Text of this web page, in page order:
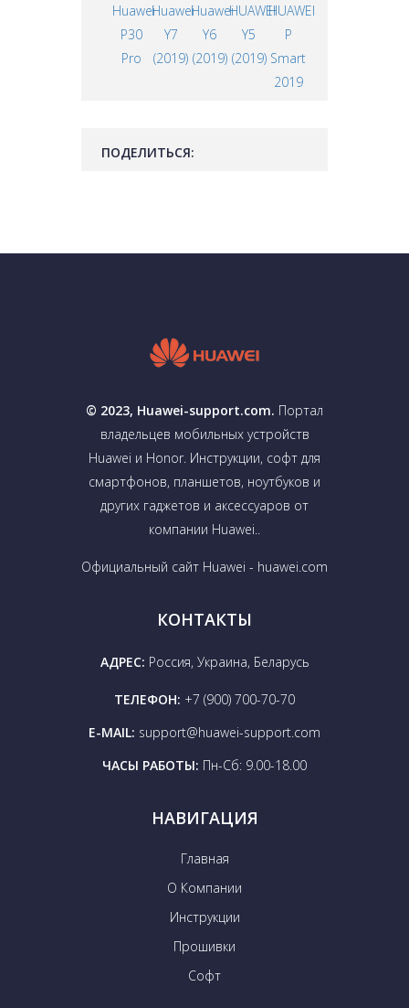
Huawei
P30
Pro
Huawei
Y7
(2019)
Huawei
Y6
(2019)
HUAWEI
Y5
(2019)
HUAWEI
P
Smart
2019
ПОДЕЛИТЬСЯ:
© 2023, Huawei-support.com. Портал
владельцев мобильных устройств
Huawei и Honor. Инструкции, софт для
смартфонов, планшетов, ноутбуков и
других гаджетов и аксессуаров от
компании Huawei..
Официальный сайт Huawei - huawei.com
КОНТАКТЫ
АДРЕС: Россия, Украина, Беларусь
ТЕЛЕФОН: +7 (900) 700-70-70
E-MAIL: support@huawei-support.com
ЧАСЫ РАБОТЫ: Пн-Сб: 9.00-18.00
НАВИГАЦИЯ
Главная
О Компании
Инструкции
Прошивки
Софт